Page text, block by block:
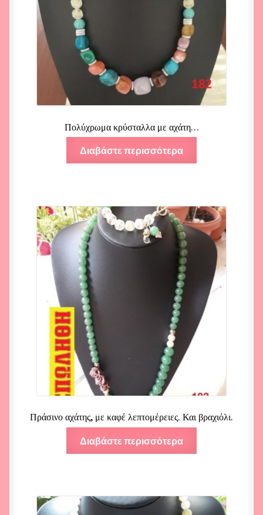
Πολύχρωμα κρύσταλλα με αχάτη…
Διαβάστε περισσότερα
Πράσινο αχάτης, με καφέ λεπτομέρειες. Και βραχιόλι.
Διαβάστε περισσότερα